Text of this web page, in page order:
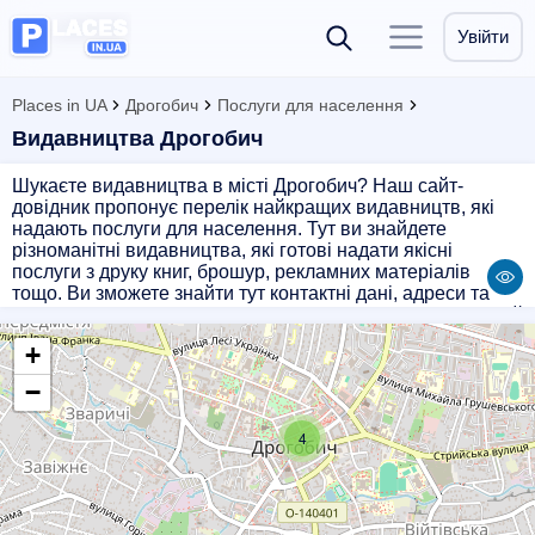
Увійти
Places in UA Дрогобич Послуги для населення
Видавництва Дрогобич
Шукаєте видавництва в місті Дрогобич? Наш сайт-
довідник пропонує перелік найкращих видавництв, які
надають послуги для населення. Тут ви знайдете
різноманітні видавництва, які готові надати якісні
послуги з друку книг, брошур, рекламних матеріалів
тощо. Ви зможете знайти тут контактні дані, адреси та
вибір. Звертайтеся до професіоналів, які допоможуть
втілити ваші ідеї в реальність!
4
+
−